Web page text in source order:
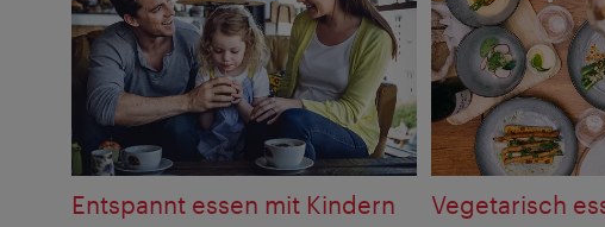
Entspannt essen mit Kindern Vegetarisch